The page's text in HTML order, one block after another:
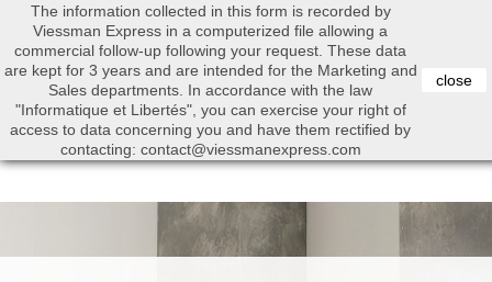
 
Search
The information collected in this form is recorded by
Viessman Express in a computerized file allowing a
commercial follow-up following your request. These data
are kept for 3 years and are intended for the Marketing and
Sales departments. In accordance with the law
"Informatique et Libertés", you can exercise your right of
access to data concerning you and have them rectified by
contacting: contact@viessmanexpress.com
close